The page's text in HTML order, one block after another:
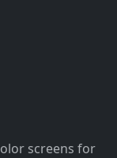
screens for